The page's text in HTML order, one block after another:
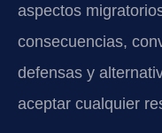
aspectos
consecuencias,
defensas y
aceptar cualquier